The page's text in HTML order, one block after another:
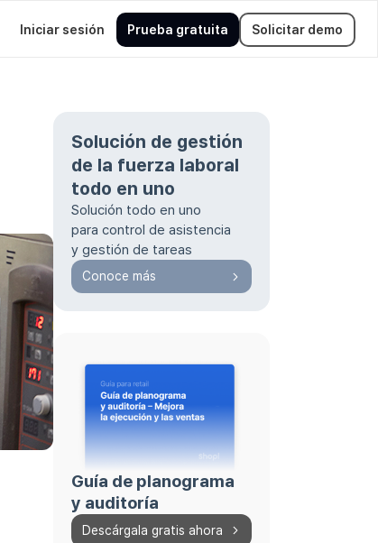
Iniciar sesión Prueba gratuita Solicitar demo
Solución de gestión
de la fuerza laboral
todo en uno
Solución todo en uno
para control de asistencia
y gestión de tareas
Conoce más
Guía de planograma
y auditoría
Descárgala gratis ahora